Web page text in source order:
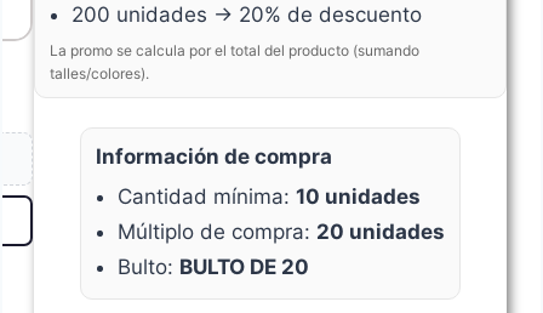
200 unidades → 20% de descuento
La promo se calcula por el total del producto (sumando
talles/colores).
Información de compra
Cantidad mínima: 10 unidades
Múltiplo de compra: 20 unidades
Bulto: BULTO DE 20